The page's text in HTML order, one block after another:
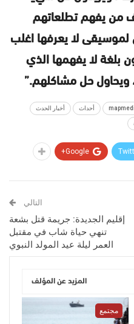
من يفهم تطلعاتهم
لا يعرفها اغلب
بلغة لا يفهمها الذي
حل مشاكلهم.”
أحداث أخبار الحدث
Google+
التالي
إقليم الجديدة: جريمة قتل بشعة
تنهي حياة شاب في مقتبل
العمر ليلة عيد المولد النبوي
المزيد عن المؤلف
مجتمع